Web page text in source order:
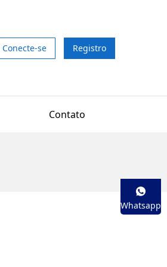
Conecte-se Registro
Contato
Whatsapp